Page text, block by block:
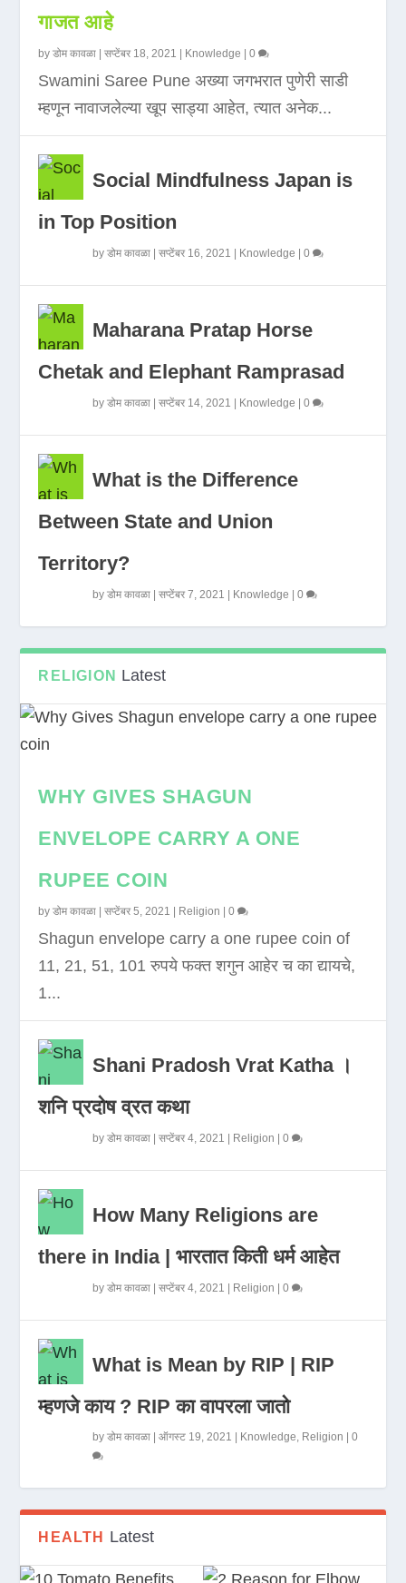
गाजत आहे
byडोम कावळा |सप्टेंबर 18, 2021 Knowledge |0
Swamini Saree Pune अख्या जगभरात पुणेरी साडी
म्हणून नावाजलेल्या खूप साड्या आहेत, त्यात अनेक...
Social Mindfulness Japan is
in Top Position
byडोम कावळा |सप्टेंबर 16, 2021 Knowledge |0
Maharana Pratap Horse
Chetak and Elephant Ramprasad
byडोम कावळा |सप्टेंबर 14, 2021 Knowledge |0
What is the Difference
Between State and Union
Territory?
byडोम कावळा |सप्टेंबर 7, 2021 Knowledge |0
RELIGION Latest
WHY GIVES SHAGUN
ENVELOPE CARRY A ONE
RUPEE COIN
byडोम कावळा |सप्टेंबर 5, 2021 Religion |0
Shagun envelope carry a one rupee coin of
11, 21, 51, 101 रुपये फक्त शगुन आहेर च का द्यायचे,
1...
Shani Pradosh Vrat Katha ।
शनि प्रदोष व्रत कथा
byडोम कावळा |सप्टेंबर 4, 2021 Religion |0
How Many Religions are
there in India | भारतात किती धर्म आहेत
byडोम कावळा |सप्टेंबर 4, 2021 Religion |0
What is Mean by RIP | RIP
म्हणजे काय ? RIP का वापरला जातो
byडोम कावळा |ऑगस्ट 19, 2021 Knowledge, Religion |0
HEALTH Latest